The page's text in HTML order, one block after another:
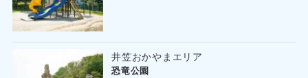
井笠おかやまエリア
恐竜公園